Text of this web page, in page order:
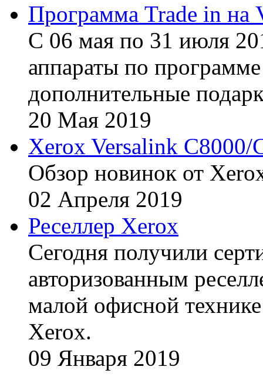
Программа Trade in на
С 06 мая по 31 июля
аппараты по
дополнительные
20 Мая 2019
Xerox Versalink C8000/
Обзор новинок от
02 Апреля 2019
Реселлер Xerox
Сегодня получили
авторизованным
малой офисной
Xerox.
09 Января 2019